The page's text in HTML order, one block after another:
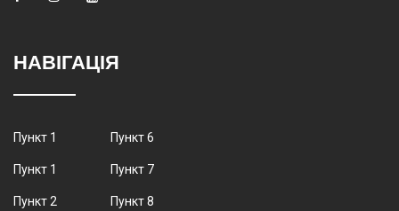
НАВІГАЦІЯ
Пункт 1
Пункт 1
Пункт 2
Пункт 6
Пункт 7
Пункт 8